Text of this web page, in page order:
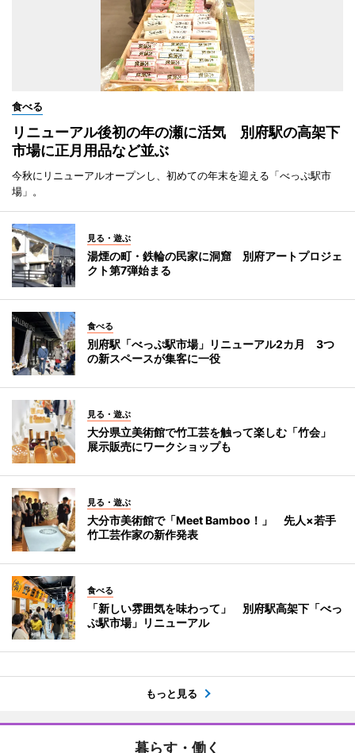
食べる
リニューアル後初の年の瀬に活気 別府駅の高架下
市場に正月用品など並ぶ
今秋にリニューアルオープンし、初めての年末を迎える「べっぷ駅市
場」。
見る・遊ぶ
湯煙の町・鉄輪の民家に洞窟 別府アートプロジェ
クト第7弾始まる
食べる
別府駅「べっぷ駅市場」リニューアル2カ月 3つ
の新スペースが集客に一役
見る・遊ぶ
大分県立美術館で竹工芸を触って楽しむ「竹会」
展示販売にワークショップも
見る・遊ぶ
大分市美術館で「Meet Bamboo！」 先人×若手
竹工芸作家の新作発表
食べる
「新しい雰囲気を味わって」 別府駅高架下「べっ
ぷ駅市場」リニューアル
もっと見る
暮らす・働く